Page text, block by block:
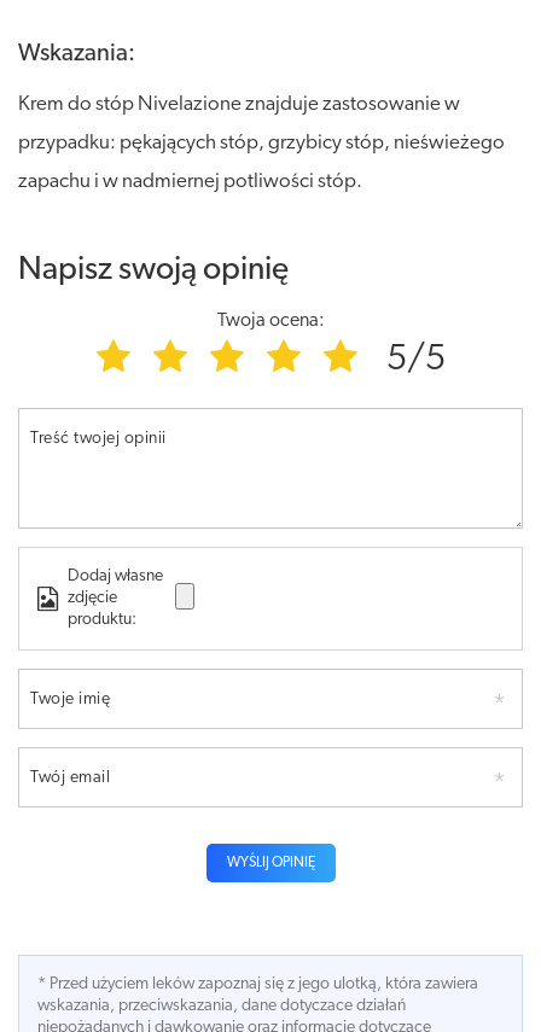
Wskazania:
Krem do stóp Nivelazione znajduje zastosowanie w
przypadku: pękających stóp, grzybicy stóp, nieświeżego
zapachu i w nadmiernej potliwości stóp.
Napisz swoją opinię
Twoja ocena:
5/5
Treść twojej opinii
Dodaj własne
zdjęcie
produktu:
Twoje imię
Twój email
WYŚLIJ OPINIĘ
* Przed użyciem leków zapoznaj się z jego ulotką, która zawiera
wskazania, przeciwskazania, dane dotyczace działań
niepożądanych i dawkowanie oraz informacje dotyczace